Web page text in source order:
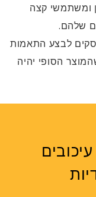
ומשתמשי קצה
שלהם.
לבצע התאמות
הסופי יהיה